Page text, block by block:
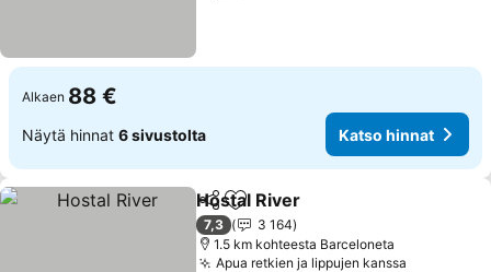
Alkaen 88 €
Näytä hinnat 6 sivustolta Katso hinnat
Jaa Lisää suosikkeihin
Hostal River
7,3
3 164
1.5 km kohteesta Barceloneta
Apua retkien ja lippujen kanssa